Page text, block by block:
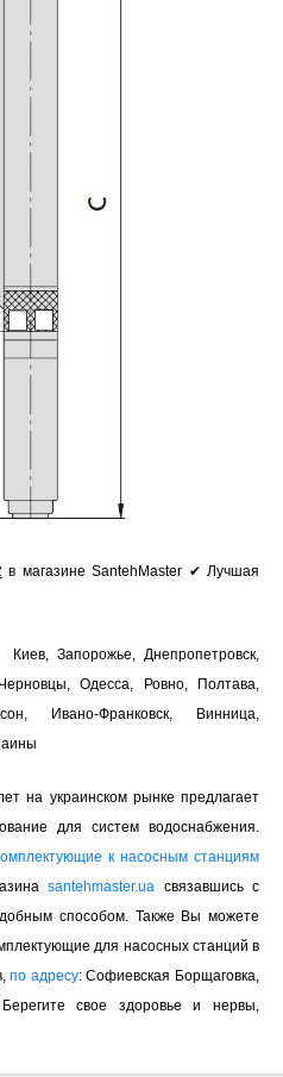
в магазине SantehMaster ✔ Лучшая
Запорожье, Днепропетровск,
Одесса, Ровно, Полтава,
Ивано-Франковск, Винница,
на украинском рынке предлагает
для систем водоснабжения.
к насосным станциям
santehmaster.ua связавшись с
способом. Также Вы можете
для насосных станций в
по адресу: Софиевская Борщаговка,
свое здоровье и нервы,